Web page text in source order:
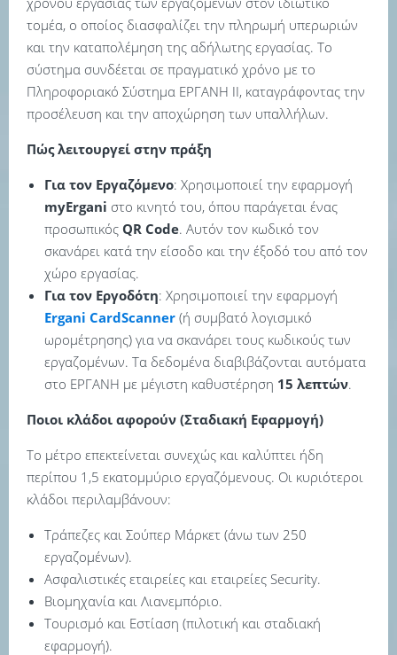
τομέα, ο οποίος διασφαλίζει την πληρωμή υπερωριών
και την καταπολέμηση της αδήλωτης εργασίας. Το
σύστημα συνδέεται σε πραγματικό χρόνο με το
Πληροφοριακό Σύστημα ΕΡΓΑΝΗ ΙΙ, καταγράφοντας την
προσέλευση και την αποχώρηση των υπαλλήλων.
Πώς λειτουργεί στην πράξη
Για τον Εργαζόμενο: Χρησιμοποιεί την εφαρμογή
myErgani στο κινητό του, όπου παράγεται ένας
προσωπικός QR Code. Αυτόν τον κωδικό τον
σκανάρει κατά την είσοδο και την έξοδό του από τον
χώρο εργασίας.
Για τον Εργοδότη: Χρησιμοποιεί την εφαρμογή
Ergani CardScanner (ή συμβατό λογισμικό
ωρομέτρησης) για να σκανάρει τους κωδικούς των
εργαζομένων. Τα δεδομένα διαβιβάζονται αυτόματα
στο ΕΡΓΑΝΗ με μέγιστη καθυστέρηση 15 λεπτών.
Ποιοι κλάδοι αφορούν (Σταδιακή Εφαρμογή)
Το μέτρο επεκτείνεται συνεχώς και καλύπτει ήδη
περίπου 1,5 εκατομμύριο εργαζόμενους. Οι κυριότεροι
κλάδοι περιλαμβάνουν:
Τράπεζες και Σούπερ Μάρκετ (άνω των 250
εργαζομένων).
Ασφαλιστικές εταιρείες και εταιρείες Security.
Βιομηχανία και Λιανεμπόριο.
Τουρισμό και Εστίαση (πιλοτική και σταδιακή
εφαρμογή).